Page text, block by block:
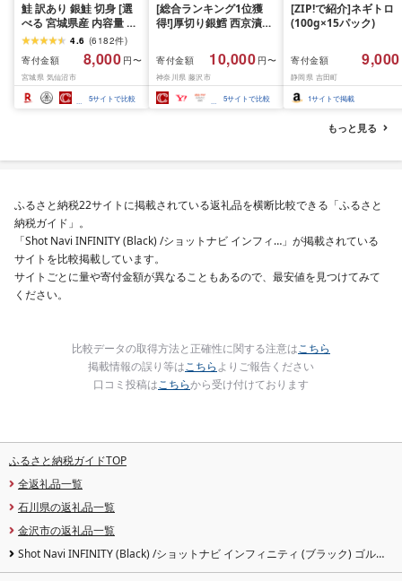
鮭 訳あり 銀鮭 切身 [選
べる 宮城県産 内容量 発
送回数 発送月] [宮城東洋
宮城県 気仙沼市
20566318] 宮城県産 海
鮮 訳アリ 規格外 不揃い
さけ サケ 鮭切身 シャケ
切り身 冷凍 家庭用 おか
4.6 (6182件)
寄付金額
8,000 円〜
宮城県 気仙沼市
5サイトで比較
[総合ランキング1位獲
得!]厚切り銀鱈 西京漬け
約 1,000g (約 100g × 10
切) 西京味噌 西京みそ 味
噌漬け みそ 味噌 鮮魚 魚
介 銀だら 銀ダラ ギンダ
ラ ぎんだら 鱈 タラ 魚
礼品 おかず おつまみ お
南 藤沢
寄付金額 10,000 円〜
神奈川県 藤沢市
5サイトで比較
[ZIP!で紹介]ネギトロ
(100g×15パック)
寄付金額 9,000
静岡県 吉田町
1サイトで掲載
もっと見る
ふるさと納税22サイトに掲載されている返礼品を横断比較できる「ふるさと
納税ガイド」。
「Shot Navi INFINITY (Black) /ショットナビ インフィ…」が掲載されている
サイトを比較掲載しています。
サイトごとに量や寄付金額が異なることもあるので、最安値を見つけてみて
ください。
比較データの取得方法と正確性に関する注意はこちら
掲載情報の誤り等はこちらよりご報告ください
口コミ投稿はこちらから受け付けております
ふるさと納税ガイドTOP
全返礼品一覧
石川県の返礼品一覧
金沢市の返礼品一覧
Shot Navi INFINITY (Black) /ショットナビ インフィニティ (ブラック) ゴルフ